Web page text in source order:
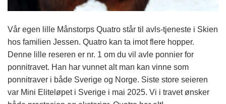
Vår egen lille Månstorps Quatro står til avls-tjeneste i Skien
hos familien Jessen. Quatro kan ta imot flere hopper.
Denne lille reseren er nr. 1 om du vil avle ponnier for
ponnitravet. Han har vunnet alt man kan vinne som
ponnitraver i både Sverige og Norge. Siste store seieren
var Mini Eliteløpet i Sverige i mai 2025. Vi i travet ønsker